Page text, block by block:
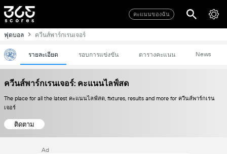
คะแนนของฉัน
ฟุตบอล ควีนส์พาร์กเรนเจอร์
รายละเอียด รอบการแข่งขัน ตารางคะแนน News
ควีนส์พาร์กเรนเจอร์: คะแนนไลฟ์สด
The place for all the latest คะแนนไลฟ์สด, fixtures, results and more for ควีนส์พาร์กเรน
เจอร์
ติดตาม
Ad